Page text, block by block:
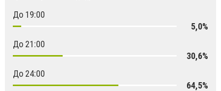
До 19:00
5,0%
До 21:00
30,6%
До 24:00
64,5%